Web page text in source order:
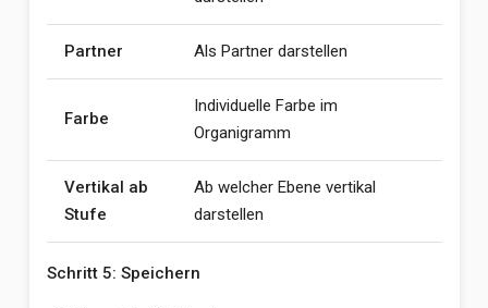
Partner Als Partner darstellen
Farbe
Individuelle Farbe im
Organigramm
Vertikal ab
Stufe
Ab welcher Ebene vertikal
darstellen
Schritt 5: Speichern